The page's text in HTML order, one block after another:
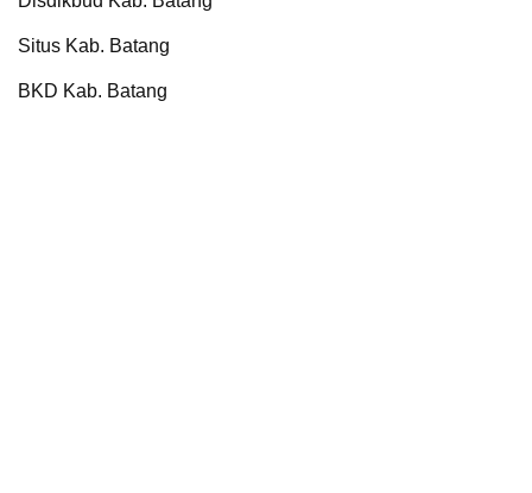
Situs Kab. Batang
BKD Kab. Batang